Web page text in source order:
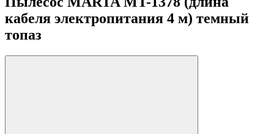
кабеля электропитания 4 м) темный
топаз